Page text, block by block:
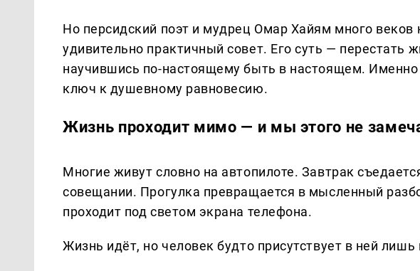
Но персидский поэт и мудрец Омар Хайям много веков
удивительно практичный совет. Его суть —
научившись по-настоящему быть в настоящем. Именно
ключ к душевному равновесию.
Жизнь проходит мимо — и мы этого не
Многие живут словно на автопилоте. Завтрак
совещании. Прогулка превращается в мысленный
проходит под светом экрана телефона.
Жизнь идёт, но человек будто присутствует в ней лишь